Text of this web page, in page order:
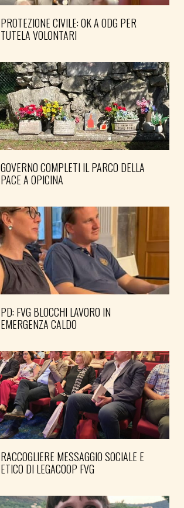
PROTEZIONE CIVILE: OK A ODG PER
TUTELA VOLONTARI
GOVERNO COMPLETI IL PARCO DELLA
PACE A OPICINA
PD: FVG BLOCCHI LAVORO IN
EMERGENZA CALDO
RACCOGLIERE MESSAGGIO SOCIALE E
ETICO DI LEGACOOP FVG